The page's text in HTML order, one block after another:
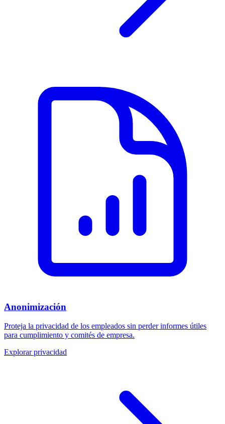
Anonimización
Proteja la privacidad de los empleados sin perder informes útiles
para cumplimiento y comités de empresa.
Explorar privacidad